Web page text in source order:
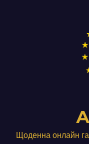
Щоденна онлайн